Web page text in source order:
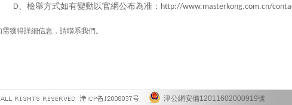
D、檢舉方式如有變動以官網公布為准： http://www.masterkong.com.cn/
需獲得詳細信息，請聯系我們。
津公網安備12011602000919號